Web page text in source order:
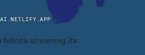
felicità streaming ita